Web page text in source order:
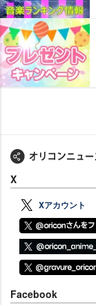
X
Xアカウント
Facebook